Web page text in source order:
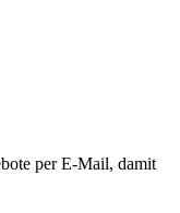
per E-Mail, damit